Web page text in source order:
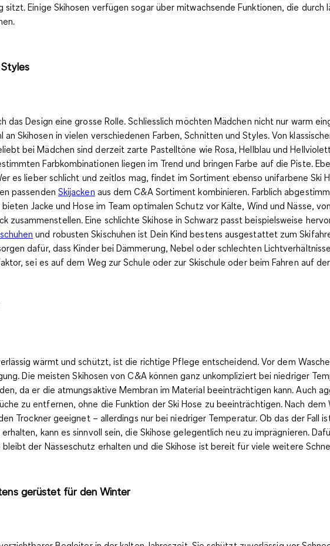
Einige Skihosen verfügen sogar über mitwachsende Funktionen, die
das Design eine grosse Rolle. Schliesslich möchten Mädchen nicht nur warm
Skihosen in vielen verschiedenen Farben, Schnitten und Styles. Von
bei Mädchen sind derzeit zarte Pastelltöne wie Rosa, Hellblau und Hellviolett
Farbkombinationen liegen im Trend und bringen Farbe auf die Piste.
es lieber schlicht und zeitlos mag, findet im Sortiment ebenso unifarbene Ski
passenden Skijacken aus dem C&A Sortiment kombinieren. Farblich
Jacke und Hose im Team optimalen Schutz vor Kälte, Wind und Nässe,
zusammenstellen. Eine schlichte Skihose in Schwarz passt beispielsweise
und robusten Skischuhen ist Dein Kind bestens ausgestattet zum
dafür, dass Kinder bei Dämmerung, Nebel oder schlechten
sei es auf dem Weg zur Schule oder zur Skischule oder beim Fahren auf
wärmt und schützt, ist die richtige Pflege entscheidend. Vor dem
Die meisten Skihosen von C&A können ganz unkompliziert beiniedriger
da er die atmungsaktive Membran im Material beeinträchtigen kann. Auch
zu entfernen, ohne die Funktion der Ski Hose zu beeinträchtigen. Nach
Trockner geeignet – allerdings nur bei niedriger Temperatur. Ob das der
kann es sinnvoll sein, die Skihose gelegentlich neu zu imprägnieren.
der Nässeschutz erhalten und die Skihose ist bereit für viele weitere
gerüstet für den Winter